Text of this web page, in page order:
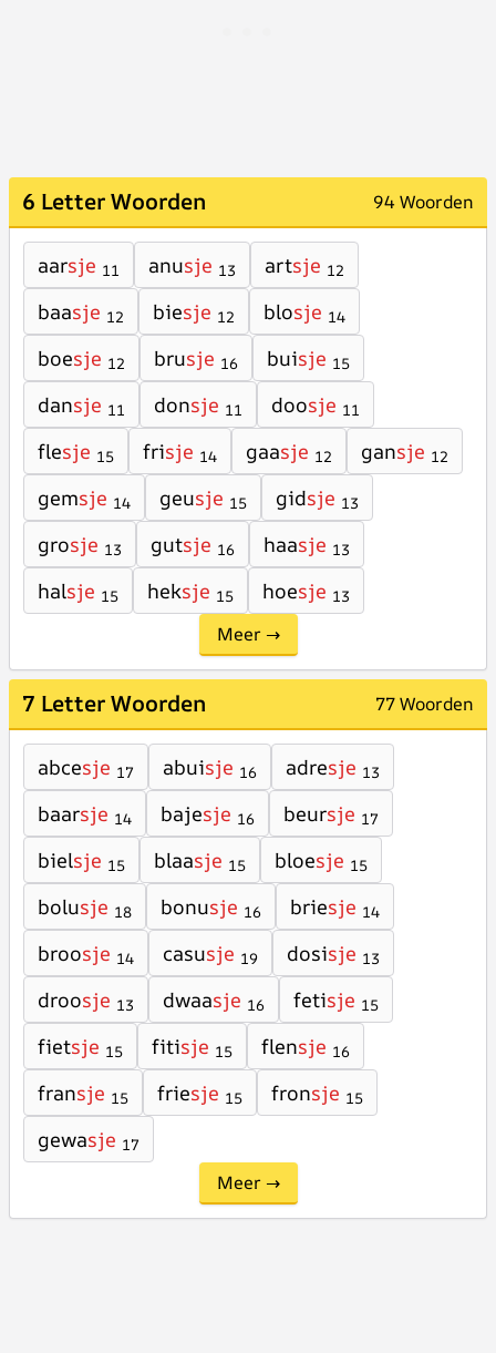
6 Letter Woorden 94 Woorden
aarsje 11 anusje 13 artsje 12
baasje 12 biesje 12 blosje 14
boesje 12 brusje 16 buisje 15
dansje 11 donsje 11 doosje 11
flesje 15 frisje 14 gaasje 12 gansje 12
gemsje 14 geusje 15 gidsje 13
grosje 13 gutsje 16 haasje 13
halsje 15 heksje 15 hoesje 13
Meer →
7 Letter Woorden 77 Woorden
abcesje 17 abuisje 16 adresje 13
baarsje 14 bajesje 16 beursje 17
bielsje 15 blaasje 15 bloesje 15
bolusje 18 bonusje 16 briesje 14
broosje 14 casusje 19 dosisje 13
droosje 13 dwaasje 16 fetisje 15
fietsje 15 fitisje 15 flensje 16
fransje 15 friesje 15 fronsje 15
gewasje 17
Meer →